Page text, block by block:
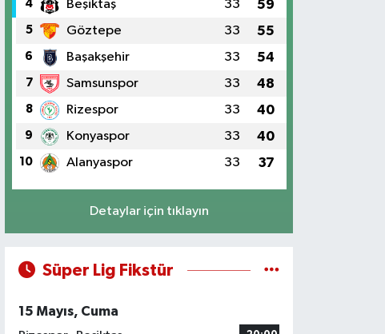
4 Beşiktaş 33 59
5 Göztepe 33 55
6 Başakşehir 33 54
7 Samsunspor 33 48
8 Rizespor 33 40
9 Konyaspor 33 40
10 Alanyaspor 33 37
Detaylar için tıklayın
Süper Lig Fikstür
15 Mayıs, Cuma